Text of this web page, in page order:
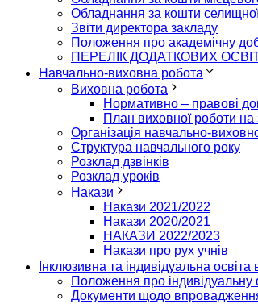
Обладнання за кошти
Звіти директора закладу
Положення про академічну
ПЕРЕЛІК ДОДАТКОВИХ
Навчально-виховна робота
Виховна робота
Нормативно – правові
План виховної роботи на
Організація навчально-
Структура навчального року
Розклад дзвінків
Розклад уроків
Накази
Накази 2021/2022
Накази 2020/2021
НАКАЗИ 2022/2023
Накази про рух учнів
Інклюзивна та індивідуальна освіта
Положення про
Документи щодо